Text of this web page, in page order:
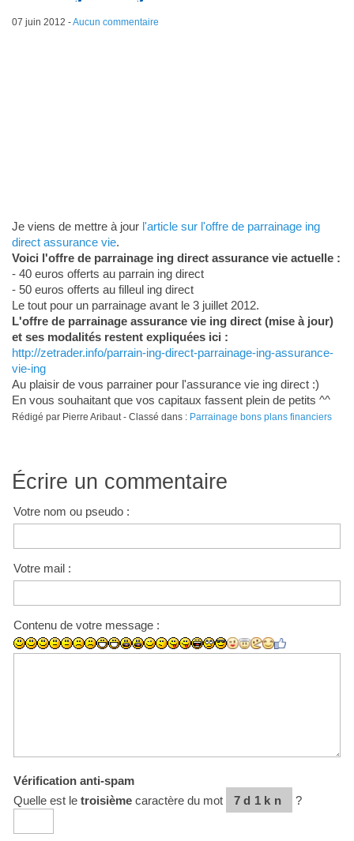
07 juin 2012 -Aucun commentaire
Je viens de mettre à jour l'article sur l'offre de parrainage ing
direct assurance vie.
Voici l'offre de parrainage ing direct assurance vie actuelle :
- 40 euros offerts au parrain ing direct
- 50 euros offerts au filleul ing direct
Le tout pour un parrainage avant le 3 juillet 2012.
L'offre de parrainage assurance vie ing direct (mise à jour)
et ses modalités restent expliquées ici :
http://zetrader.info/parrain-ing-direct-parrainage-ing-assurance-
vie-ing
Au plaisir de vous parrainer pour l'assurance vie ing direct :)
En vous souhaitant que vos capitaux fassent plein de petits ^^
Rédigé par Pierre Aribaut - Classé dans : Parrainage bons plans financiers
Écrire un commentaire
Votre nom ou pseudo :
Votre mail :
Contenu de votre message :
Vérification anti-spam
Quelle est le troisièmecaractère du mot 7d1kn ?